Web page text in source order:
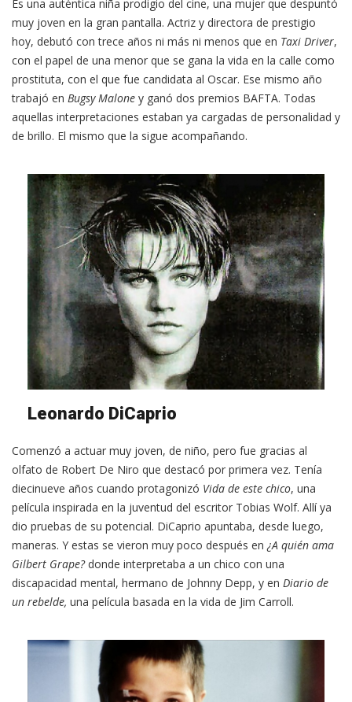
Es una auténtica niña prodigio del cine, una mujer que despuntó
muy joven en la gran pantalla. Actriz y directora de prestigio
hoy, debutó con trece años ni más ni menos que en Taxi Driver,
con el papel de una menor que se gana la vida en la calle como
prostituta, con el que fue candidata al Oscar. Ese mismo año
trabajó en Bugsy Malone y ganó dos premios BAFTA. Todas
aquellas interpretaciones estaban ya cargadas de personalidad y
de brillo. El mismo que la sigue acompañando.
Leonardo DiCaprio
Comenzó a actuar muy joven, de niño, pero fue gracias al
olfato de Robert De Niro que destacó por primera vez. Tenía
diecinueve años cuando protagonizó Vida de este chico, una
película inspirada en la juventud del escritor Tobias Wolf. Allí ya
dio pruebas de su potencial. DiCaprio apuntaba, desde luego,
maneras. Y estas se vieron muy poco después en ¿A quién ama
Gilbert Grape?donde interpretaba a un chico con una
discapacidad mental, hermano de Johnny Depp, y en Diario de
un rebelde, una película basada en la vida de Jim Carroll.